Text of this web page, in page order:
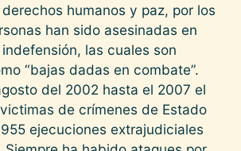
humanos y paz, por los
han sido asesinadas en
las cuales son
“bajas dadas en combate”.
del 2002 hasta el 2007 el
de crímenes de Estado
ejecuciones extrajudiciales